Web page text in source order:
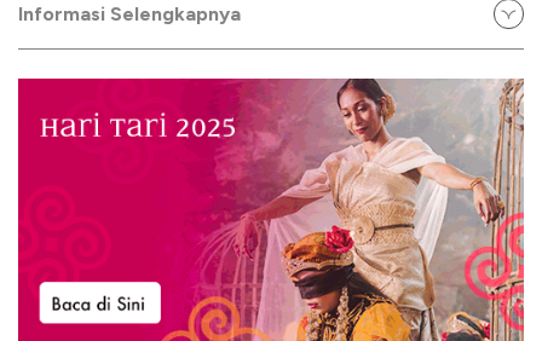
Informasi Selengkapnya